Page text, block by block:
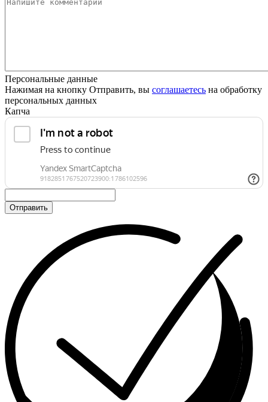
Персональные данные
Нажимая на кнопку Отправить, вы соглашаетесь на обработку
персональных данных
Капча
Отправить